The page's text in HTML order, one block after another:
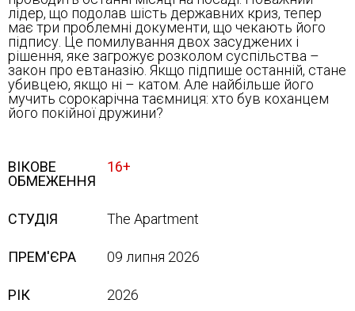
лідер, що подолав шість державних криз, тепер
має три проблемні документи, що чекають його
підпису. Це помилування двох засуджених і
рішення, яке загрожує розколом суспільства –
закон про евтаназію. Якщо підпише останній, стане
убивцею, якщо ні – катом. Але найбільше його
мучить сорокарічна таємниця: хто був коханцем
його покійної дружини?
ВІКОВЕ
ОБМЕЖЕННЯ
16+
СТУДІЯ The Apartment
ПРЕМ'ЄРА 09 липня 2026
РІК 2026